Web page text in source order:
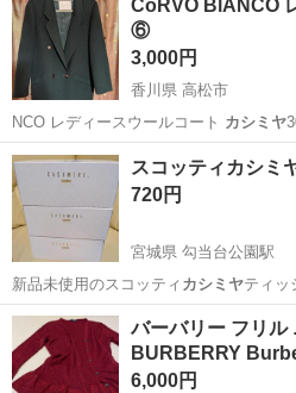
導してください。 勤務地へは直行直帰
寧な研修20hで基本的な知識を...
CoRVO BlANCO
⑥
3,000円
香川県 高松市
NCO レディースウールコート カシミヤ
香川 高松市 カシミヤ
スコッティカシミ
720円
宮城県 勾当台公園駅
新品未使用のスコッティ カシミヤティッ
い…
宮城 仙台市 勾当台公園駅
バーバリー フリル
BURBERRY
6,000円